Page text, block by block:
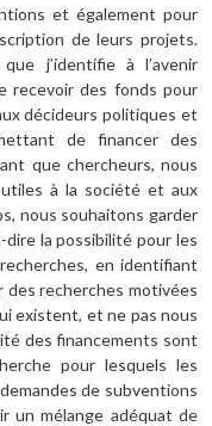
et également pour
de leurs projets.
j’identifie à l’avenir
recevoir des fonds pour
décideurs politiques et
de financer des
que chercheurs, nous
à la société et aux
nous souhaitons garder
dire la possibilité pour les
en identifiant
des recherches motivées
existent, et ne pas nous
des financements sont
pour lesquels les
de subventions
un mélange adéquat de